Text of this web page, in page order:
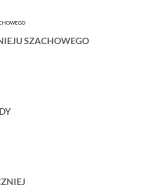
SZACHOWEGO